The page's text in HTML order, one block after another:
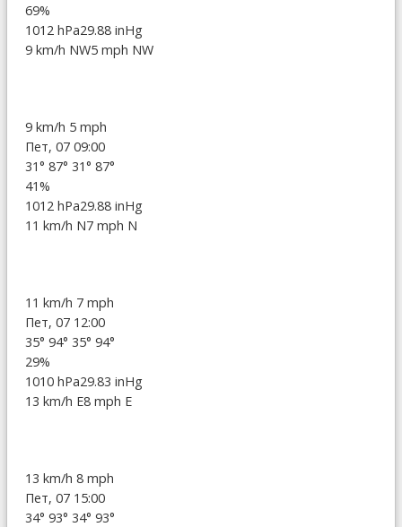
69%
1012 hPa29.88 inHg
9 km/h NW5 mph NW
9 km/h 5 mph
Пет, 07 09:00
31° 87° 31° 87°
41%
1012 hPa29.88 inHg
11 km/h N7 mph N
11 km/h 7 mph
Пет, 07 12:00
35° 94° 35° 94°
29%
1010 hPa29.83 inHg
13 km/h E8 mph E
13 km/h 8 mph
Пет, 07 15:00
34° 93° 34° 93°